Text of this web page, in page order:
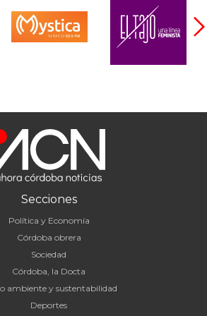
Secciones
Política y Economía
Córdoba obrera
Sociedad
Córdoba, la Docta
ambiente y sustentabilidad
Deportes